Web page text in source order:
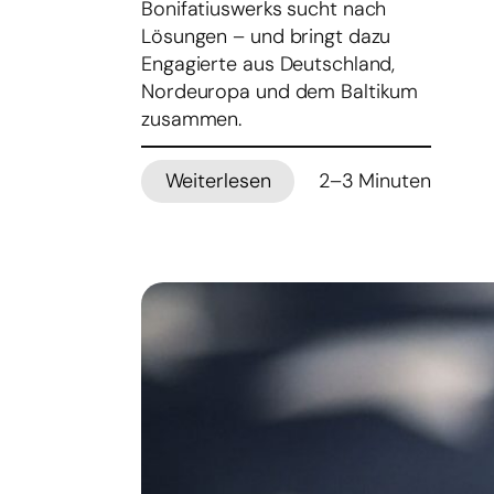
Bonifatiuswerks sucht nach
Lösungen – und bringt dazu
Engagierte aus Deutschland,
Nordeuropa und dem Baltikum
zusammen.
Weiterlesen
:
Austauschprogramm
Lernen
Ländergrenzen
2–3 Minuten